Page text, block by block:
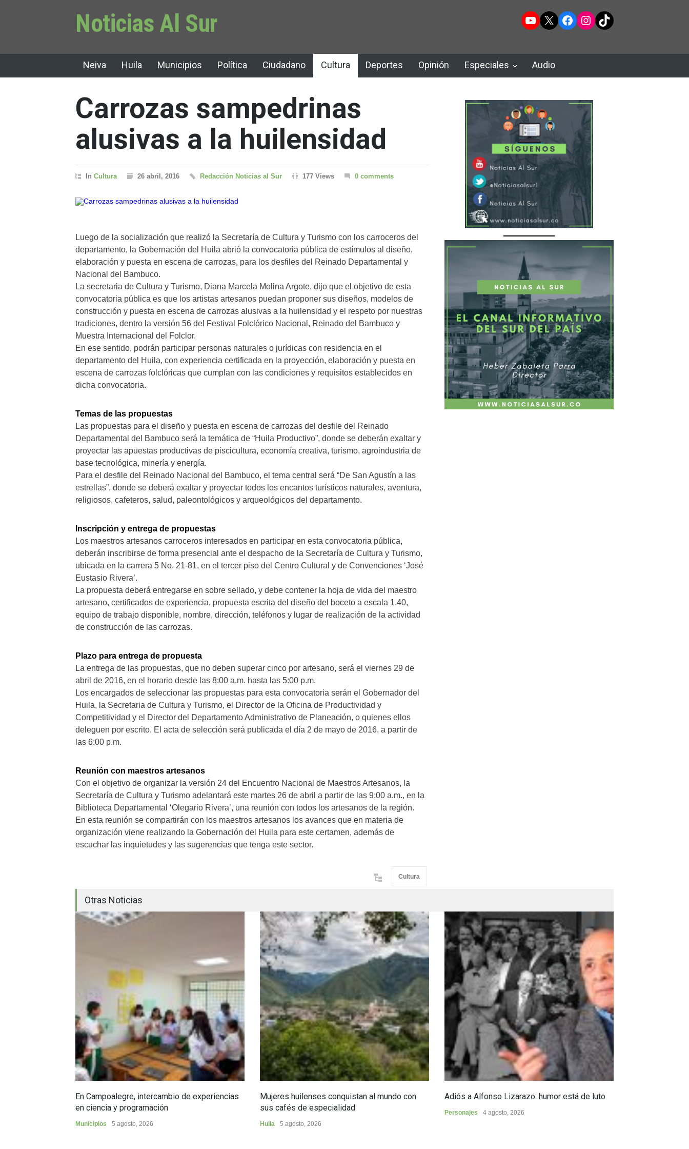
Noticias Al Sur YouTube
X Facebook
Instagram
TikTok
Neiva Huila Municipios Política Ciudadano Cultura Deportes Opinión Especiales Audio
Carrozas sampedrinas
alusivas a la huilensidad
In Cultura 26 abril, 2016 Redacción Noticias al Sur 177 Views 0 comments
Luego de la socialización que realizó la Secretaría de Cultura y Turismo con los carroceros del
departamento, la Gobernación del Huila abrió la convocatoria pública de estímulos al diseño,
elaboración y puesta en escena de carrozas, para los desfiles del Reinado Departamental y
Nacional del Bambuco.
La secretaria de Cultura y Turismo, Diana Marcela Molina Argote, dijo que el objetivo de esta
convocatoria pública es que los artistas artesanos puedan proponer sus diseños, modelos de
construcción y puesta en escena de carrozas alusivas a la huilensidad y el respeto por nuestras
tradiciones, dentro la versión 56 del Festival Folclórico Nacional, Reinado del Bambuco y
Muestra Internacional del Folclor.
En ese sentido, podrán participar personas naturales o jurídicas con residencia en el
departamento del Huila, con experiencia certificada en la proyección, elaboración y puesta en
escena de carrozas folclóricas que cumplan con las condiciones y requisitos establecidos en
dicha convocatoria.
Temas de las propuestas
Las propuestas para el diseño y puesta en escena de carrozas del desfile del Reinado
Departamental del Bambuco será la temática de “Huila Productivo”, donde se deberán exaltar y
proyectar las apuestas productivas de piscicultura, economía creativa, turismo, agroindustria de
base tecnológica, minería y energía.
Para el desfile del Reinado Nacional del Bambuco, el tema central será “De San Agustín a las
estrellas”, donde se deberá exaltar y proyectar todos los encantos turísticos naturales, aventura,
religiosos, cafeteros, salud, paleontológicos y arqueológicos del departamento.
Inscripción y entrega de propuestas
Los maestros artesanos carroceros interesados en participar en esta convocatoria pública,
deberán inscribirse de forma presencial ante el despacho de la Secretaría de Cultura y Turismo,
ubicada en la carrera 5 No. 21-81, en el tercer piso del Centro Cultural y de Convenciones ‘José
Eustasio Rivera’.
La propuesta deberá entregarse en sobre sellado, y debe contener la hoja de vida del maestro
artesano, certificados de experiencia, propuesta escrita del diseño del boceto a escala 1.40,
equipo de trabajo disponible, nombre, dirección, teléfonos y lugar de realización de la actividad
de construcción de las carrozas.
Plazo para entrega de propuesta
La entrega de las propuestas, que no deben superar cinco por artesano, será el viernes 29 de
abril de 2016, en el horario desde las 8:00 a.m. hasta las 5:00 p.m.
Los encargados de seleccionar las propuestas para esta convocatoria serán el Gobernador del
Huila, la Secretaria de Cultura y Turismo, el Director de la Oficina de Productividad y
Competitividad y el Director del Departamento Administrativo de Planeación, o quienes ellos
deleguen por escrito. El acta de selección será publicada el día 2 de mayo de 2016, a partir de
las 6:00 p.m.
Reunión con maestros artesanos
Con el objetivo de organizar la versión 24 del Encuentro Nacional de Maestros Artesanos, la
Secretaría de Cultura y Turismo adelantará este martes 26 de abril a partir de las 9:00 a.m., en la
Biblioteca Departamental ‘Olegario Rivera’, una reunión con todos los artesanos de la región.
En esta reunión se compartirán con los maestros artesanos los avances que en materia de
organización viene realizando la Gobernación del Huila para este certamen, además de
escuchar las inquietudes y las sugerencias que tenga este sector.
Cultura
Otras Noticias
En Campoalegre, intercambio de experiencias
en ciencia y programación
Municipios 5 agosto, 2026
Mujeres huilenses conquistan al mundo con
sus cafés de especialidad
Huila 5 agosto, 2026
Adiós a Alfonso Lizarazo: humor está de luto
Personajes 4 agosto, 2026